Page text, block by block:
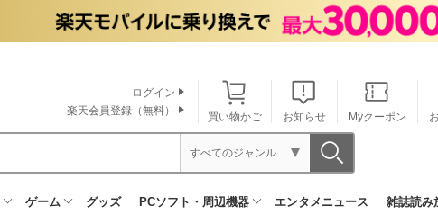
買い物かご お知らせ Myクーポン
ログイン
楽天会員登録（無料）
すべてのジャンル
ゲーム グッズ PCソフト・周辺機器 エンタメニュース 雑誌読み